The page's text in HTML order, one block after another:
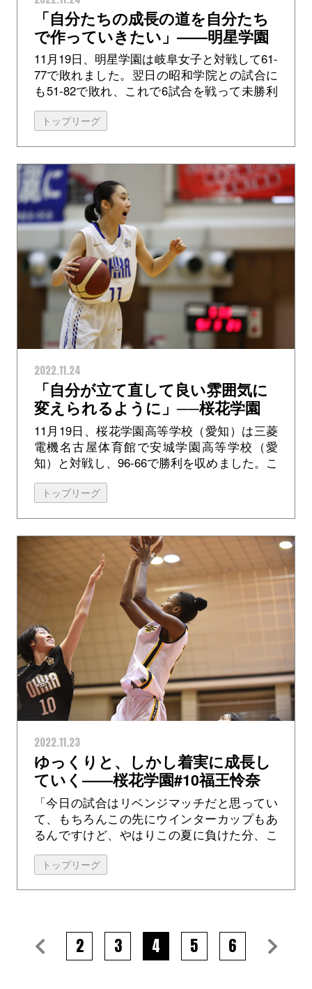
「自分たちの成長の道を自分たち
で作っていきたい」――明星学園
#46 日部瞳
11月19日、明星学園は岐阜女子と対戦して61-
77で敗れました。翌日の昭和学院との試合に
も51-82で敗れ、これで6試合を戦って未勝利
が続いています。 岐阜女子との対戦では開始
5分で4-14と...
トップリーグ
2022.11.24
「自分が立て直して良い雰囲気に
変えられるように」──桜花学園
#11 平賀真帆
11月19日、桜花学園高等学校（愛知）は三菱
電機名古屋体育館で安城学園高等学校（愛
知）と対戦し、96-66で勝利を収めました。こ
の両校はこれが「U18日清食品リーグ バスケ
ットボール競技大会」トップリ...
トップリーグ
2022.11.23
ゆっくりと、しかし着実に成長し
ていく――桜花学園#10福王怜奈
「今日の試合はリベンジマッチだと思ってい
て、もちろんこの先にウインターカップもあ
るんですけど、やはりこの夏に負けた分、こ
手たちみんなの気持ちが最後まで入って、
トップリーグ
2 3 4 5 6